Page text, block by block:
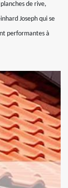
de rive,
Joseph qui se
performantes à